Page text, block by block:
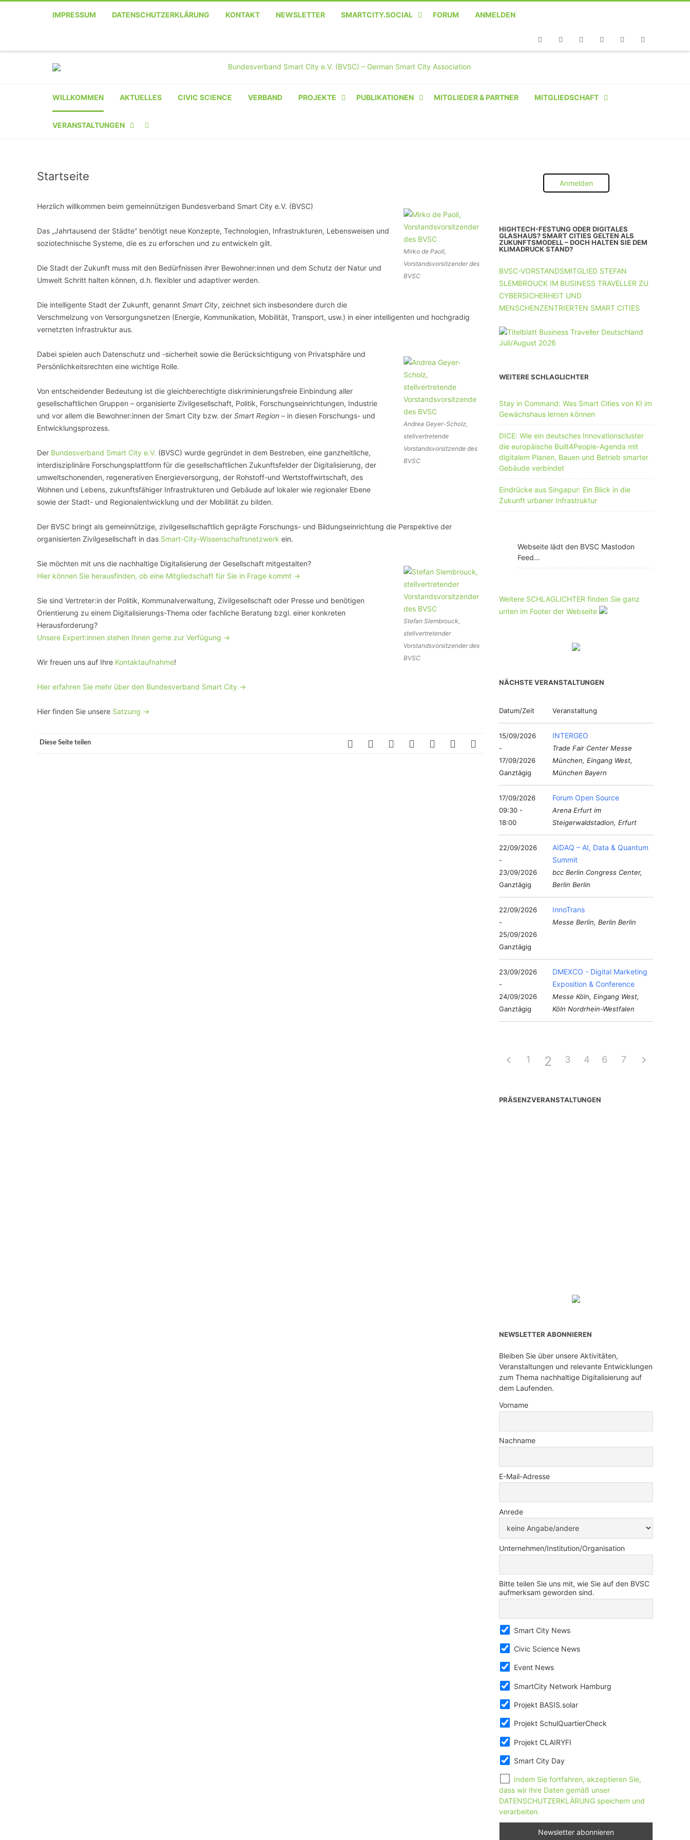
IMPRESSUM DATENSCHUTZERKLÄRUNG KONTAKT NEWSLETTER SMARTCITY.SOCIAL FORUM ANMELDEN
WILLKOMMEN AKTUELLES CIVIC SCIENCE VERBAND PROJEKTE
HECINO / WAITWELL
SCHULQUARTIERCHECK
UPSCHOOLING
PUBLIKATIONEN MITGLIEDER & PARTNER MITGLIEDSCHAFT
INSTITUTION
UNTERNEHMEN MIT 11-50 MA
VERANSTALTUNGEN
VERANSTALTER-
EINREICHEN
Startseite
Mirko de Paoli,
Vorstandsvorsitzender des
BVSC
Herzlich willkommen beim gemeinnützigen Bundesverband Smart City e.V. (BVSC)
Das „Jahrtausend der Städte“ benötigt neue Konzepte, Technologien, Infrastrukturen, Lebensweisen und
soziotechnische Systeme, die es zu erforschen und zu entwickeln gilt.
Die Stadt der Zukunft muss mit den Bedürfnissen ihrer Bewohner:innen und dem Schutz der Natur und
Umwelt Schritt halten können, d.h. flexibler und adaptiver werden.
Die intelligente Stadt der Zukunft, genannt Smart City, zeichnet sich insbesondere durch die
Verschmelzung von Versorgungsnetzen (Energie, Kommunikation, Mobilität, Transport, usw.) in einer intelligenten und hochgradig
vernetzten Infrastruktur aus.
Andrea Geyer-Scholz,
stellvertretende
Vorstandsvorsitzende des
BVSC
Dabei spielen auch Datenschutz und -sicherheit sowie die Berücksichtigung von Privatsphäre und
Persönlichkeitsrechten eine wichtige Rolle.
Von entscheidender Bedeutung ist die gleichberechtigte diskriminierungsfreie Einbindung aller
gesellschaftlichen Gruppen – organisierte Zivilgesellschaft, Politik, Forschungseinrichtungen, Industrie
und vor allem die Bewohner:innen der Smart City bzw. der Smart Region – in diesen Forschungs- und
Entwicklungsprozess.
Der Bundesverband Smart City e.V. (BVSC) wurde gegründet in dem Bestreben, eine ganzheitliche,
interdisziplinäre Forschungsplattform für die gesellschaftlichen Zukunftsfelder der Digitalisierung, der
umweltschonenden, regenerativen Energieversorgung, der Rohstoff-und Wertstoffwirtschaft, des
Wohnen und Lebens, zukunftsfähiger Infrastrukturen und Gebäude auf lokaler wie regionaler Ebene
sowie der Stadt- und Regionalentwicklung und der Mobilität zu bilden.
Der BVSC bringt als gemeinnützige, zivilgesellschaftlich geprägte Forschungs- und Bildungseinrichtung die Perspektive der
organisierten Zivilgesellschaft in das Smart-City-Wissenschaftsnetzwerk ein.
Stefan Slembrouck,
stellvertretender
Vorstandsvorsitzender des
BVSC
Sie möchten mit uns die nachhaltige Digitalisierung der Gesellschaft mitgestalten?
Hier können Sie herausfinden, ob eine Mitgliedschaft für Sie in Frage kommt ->
Sie sind Vertreter:in der Politik, Kommunalverwaltung, Zivilgesellschaft oder Presse und benötigen
Orientierung zu einem Digitalisierungs-Thema oder fachliche Beratung bzgl. einer konkreten
Herausforderung?
Unsere Expert:innen stehen Ihnen gerne zur Verfügung ->
Wir freuen uns auf Ihre Kontaktaufnahme!
Hier erfahren Sie mehr über den Bundesverband Smart City ->
Hier finden Sie unsere Satzung ->
Diese Seite teilen
Anmelden
HIGHTECH-FESTUNG ODER DIGITALES
GLASHAUS? SMART CITIES GELTEN ALS
ZUKUNFTSMODELL – DOCH HALTEN SIE DEM
KLIMADRUCK STAND?
BVSC-VORSTANDSMITGLIED STEFAN
SLEMBROUCK IM BUSINESS TRAVELLER ZU
CYBERSICHERHEIT UND
MENSCHENZENTRIERTEN SMART CITIES
WEITERE SCHLAGLICHTER
Stay in Command: Was Smart Cities von KI im
Gewächshaus lernen können
DICE: Wie ein deutsches Innovationscluster
die europäische Built4People-Agenda mit
digitalem Planen, Bauen und Betrieb smarter
Gebäude verbindet
Eindrücke aus Singapur: Ein Blick in die
Zukunft urbaner Infrastruktur
Webseite lädt den BVSC Mastodon
Feed...
Weitere SCHLAGLICHTER finden Sie ganz
unten im Footer der Webseite
NÄCHSTE VERANSTALTUNGEN
Datum/Zeit Veranstaltung
15/09/2026
-
17/09/2026
Ganztägig
INTERGEO
Trade Fair Center Messe
München, Eingang West,
München Bayern
17/09/2026
09:30 -
18:00
Forum Open Source
Arena Erfurt im
Steigerwaldstadion, Erfurt
22/09/2026
-
23/09/2026
Ganztägig
AIDAQ – AI, Data & Quantum
Summit
bcc Berlin Congress Center,
Berlin Berlin
22/09/2026
-
25/09/2026
Ganztägig
InnoTrans
Messe Berlin, Berlin Berlin
23/09/2026
-
24/09/2026
Ganztägig
DMEXCO - Digital Marketing
Exposition & Conference
Messe Köln, Eingang West,
Köln Nordrhein-Westfalen
1 2 3 4 5
6 7
PRÄSENZVERANSTALTUNGEN
NEWSLETTER ABONNIEREN
Bleiben Sie über unsere Aktivitäten,
Veranstaltungen und relevante Entwicklungen
zum Thema nachhaltige Digitalisierung auf
dem Laufenden.
Vorname
Nachname
E-Mail-Adresse
Anrede
Unternehmen/Institution/Organisation
Bitte teilen Sie uns mit, wie Sie auf den BVSC
aufmerksam geworden sind.
Smart City News
Civic Science News
Event News
SmartCity Network Hamburg
Projekt BASIS.solar
Projekt SchulQuartierCheck
Projekt CLAIRYFI
Smart City Day
Indem Sie fortfahren, akzeptieren Sie,
dass wir Ihre Daten gemäß unser
DATENSCHUTZERKLÄRUNG speichern und
verarbeiten.